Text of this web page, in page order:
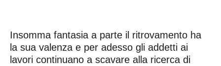
Insomma fantasia a parte il ritrovamento ha
la sua valenza e per adesso gli addetti ai
lavori continuano a scavare alla ricerca di